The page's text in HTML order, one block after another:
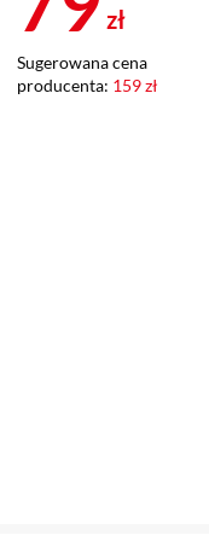
zł
Sugerowana cena
producenta: 159 zł